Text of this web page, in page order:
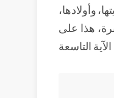
وأولادها،
هذا على
التاسعة